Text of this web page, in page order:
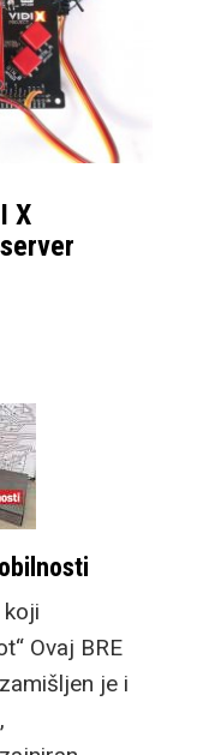
X
koji
Ovaj BRE
je i